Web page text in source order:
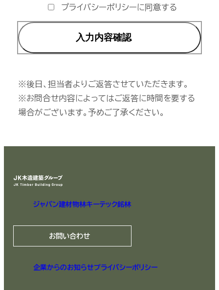
プライバシーポリシーに同意する
入力内容確認
※後日、担当者よりご返答させていただきます。
※お問合せ内容によってはご返答に時間を要する
場合がございます。予めご了承ください。
ジャパン建材物林キーテック銘林
お問い合わせ
企業からのお知らせプライバシーポリシー